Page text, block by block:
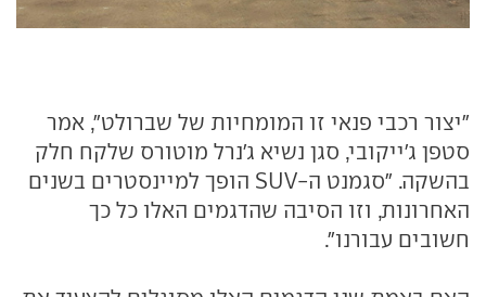
"יצור רכבי פנאי זו המומחיות של שברולט", אמר
סטפן ג'ייקובי, סגן נשיא ג'נרל מוטורס שלקח חלק
בהשקה. "סגמנט ה-SUV הופך למיינסטרים בשנים
האחרונות, וזו הסיבה שהדגמים האלו כל כך
חשובים עבורנו".